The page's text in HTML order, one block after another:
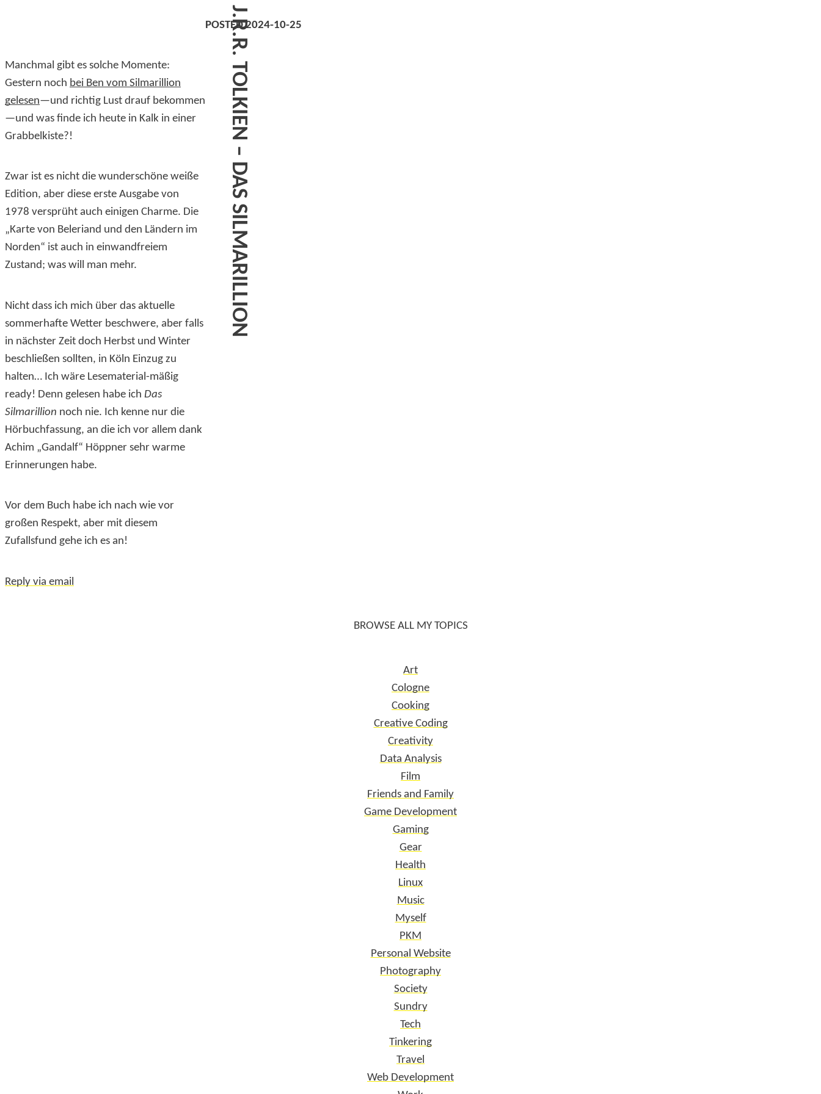
J.R.R. TOLKIEN – DAS SILMARILLION
POSTED 2024-10-25
Manchmal gibt es solche Momente:
Gestern noch bei Ben vom Silmarillion
gelesen—und richtig Lust drauf bekommen
—und was finde ich heute in Kalk in einer
Grabbelkiste?!
Zwar ist es nicht die wunderschöne weiße
Edition, aber diese erste Ausgabe von
1978 versprüht auch einigen Charme. Die
„Karte von Beleriand und den Ländern im
Norden“ ist auch in einwandfreiem
Zustand; was will man mehr.
Nicht dass ich mich über das aktuelle
sommerhafte Wetter beschwere, aber falls
in nächster Zeit doch Herbst und Winter
beschließen sollten, in Köln Einzug zu
halten… Ich wäre Lesematerial-mäßig
ready! Denn gelesen habe ich Das
Silmarillion noch nie. Ich kenne nur die
Hörbuchfassung, an die ich vor allem dank
Achim „Gandalf“ Höppner sehr warme
Erinnerungen habe.
Vor dem Buch habe ich nach wie vor
großen Respekt, aber mit diesem
Zufallsfund gehe ich es an!
Reply via email
BROWSE ALL MY TOPICS
Art
Cologne
Cooking
Creative Coding
Creativity
Data Analysis
Film
Friends and Family
Game Development
Gaming
Gear
Health
Linux
Music
Myself
PKM
Personal Website
Photography
Society
Sundry
Tech
Tinkering
Travel
Web Development